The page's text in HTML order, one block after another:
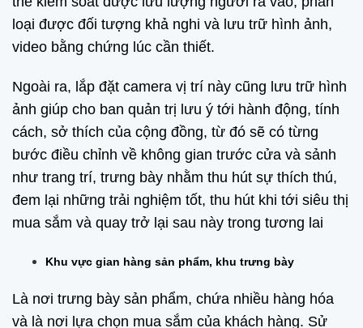
loại được đối tượng khả nghi và lưu trữ hình ảnh,
video bằng chứng lúc cần thiết.
Ngoài ra, lắp đặt camera vị trí này cũng lưu trữ hình
ảnh giúp cho ban quản trị lưu ý tới hành động, tính
cách, sở thích của cộng đồng, từ đó sẽ có từng
bước điều chỉnh về không gian trước cửa và sảnh
như trang trí, trưng bày nhằm thu hút sự thích thú,
đem lại những trải nghiệm tốt, thu hút khi tới siêu thị
mua sắm và quay trở lại sau này trong tương lai
Khu vực gian hàng sản phẩm, khu trưng bày
Là nơi trưng bày sản phẩm, chứa nhiều hàng hóa
và là nơi lựa chọn mua sắm của khách hàng. Sử